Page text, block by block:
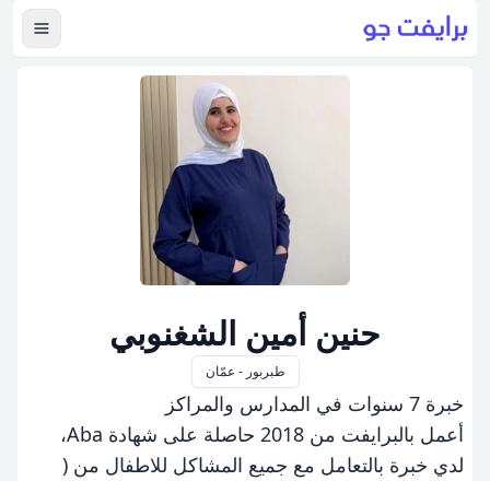
عرض
حنين أمين الشغنوبي
طبربور - عمّان
خبرة 7 سنوات في المدارس والمراكز
أعمل بالبرايفت من 2018 حاصلة على شهادة Aba،
لدي خبرة بالتعامل مع جميع المشاكل للاطفال من (